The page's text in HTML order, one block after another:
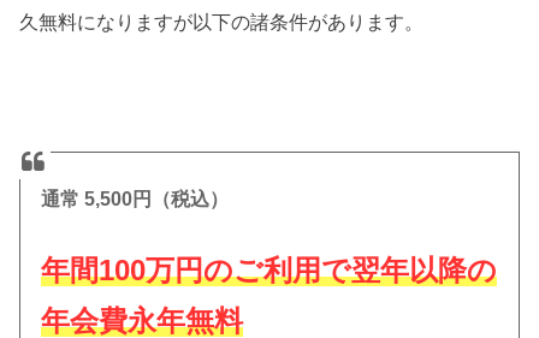
久無料になりますが以下の諸条件があります。
通常 5,500円（税込）
年間100万円のご利用で翌年以降の
年会費永年無料